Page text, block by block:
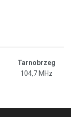
Tarnobrzeg
104,7 MHz